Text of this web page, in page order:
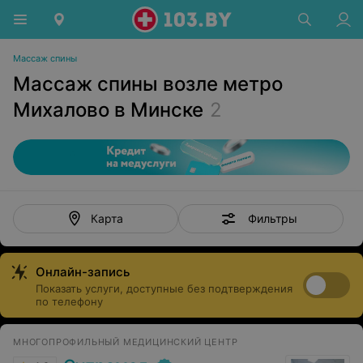
Массаж спины
Массаж спины возле метро
Михалово в Минске 2
Карта Фильтры
Онлайн-запись
Показать услуги, доступные без подтверждения
по телефону
МНОГОПРОФИЛЬНЫЙ МЕДИЦИНСКИЙ ЦЕНТР